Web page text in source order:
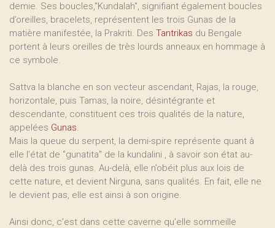
demie. Ses boucles,"Kundalah", signifiant également boucles
d’oreilles, bracelets, représentent les trois Gunas de la
matière manifestée, la Prakriti. Des Tantrikas du Bengale
portent à leurs oreilles de très lourds anneaux en hommage à
ce symbole.
Sattva la blanche en son vecteur ascendant, Rajas, la rouge,
horizontale, puis Tamas, la noire, désintégrante et
descendante, constituent ces trois qualités de la nature,
appelées Gunas.
Mais la queue du serpent, la demi-spire représente quant à
elle l’état de "gunatita" de la kundalini , à savoir son état au-
delà des trois gunas. Au-delà, elle n’obéit plus aux lois de
cette nature, et devient Nirguna, sans qualités. En fait, elle ne
le devient pas, elle est ainsi à son origine.
Ainsi donc, c’est dans cette caverne qu’elle sommeille